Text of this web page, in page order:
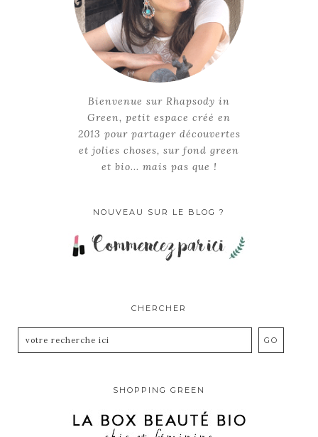
Bienvenue sur Rhapsody in
Green, petit espace créé en
2013 pour partager découvertes
et jolies choses, sur fond green
et bio... mais pas que !
NOUVEAU SUR LE BLOG ?
CHERCHER
SHOPPING GREEN